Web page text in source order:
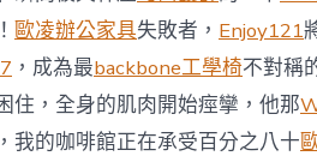
歐凌辦公家具失敗者， Enjoy121
，成為最backbone工學椅不對稱
住，全身的肌肉開始痙攣，他那
我的咖啡館正在承受百分之八十